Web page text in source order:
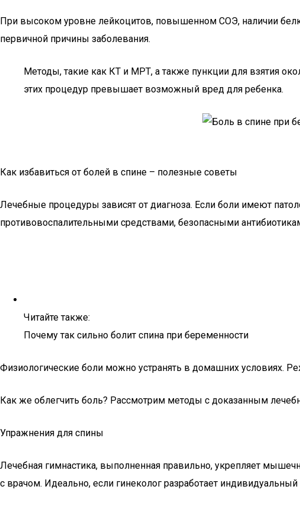
При высоком уровне лейкоцитов, повышенном СОЭ, наличии
первичной причины заболевания.
Методы, такие как КТ и МРТ, а также пункции для взятия
этих процедур превышает возможный вред для ребенка.
Как избавиться от болей в спине – полезные советы
Лечебные процедуры зависят от диагноза. Если боли имеют
противовоспалительными средствами, безопасными
Читайте также:
Почему так сильно болит спина при беременности
Физиологические боли можно устранять в домашних условиях.
Как же облегчить боль? Рассмотрим методы с доказанным
Упражнения для спины
Лечебная гимнастика, выполненная правильно, укрепляет
с врачом. Идеально, если гинеколог разработает